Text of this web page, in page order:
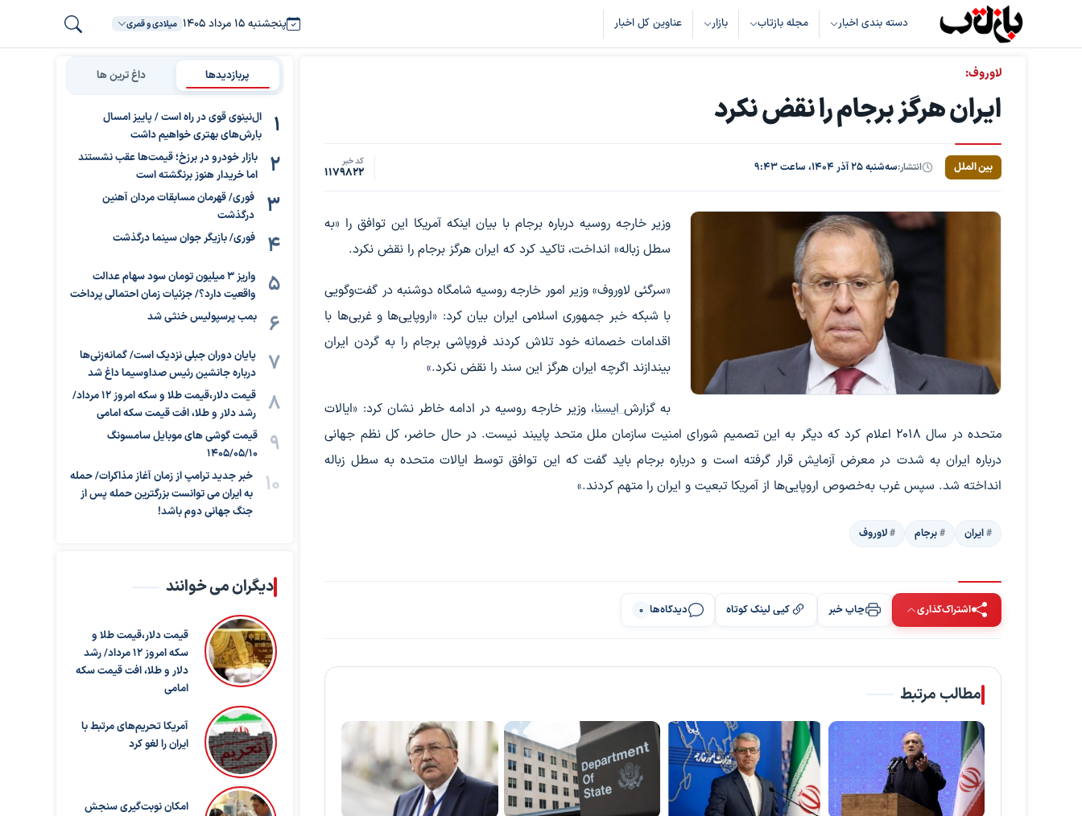
دسته بندی اخبار مجله بازتاب بازار عناوین کل اخبار پنجشنبه ۱۵ مرداد ۱۴۰۵ میلادی و قمری
لاوروف:
ایران هرگز برجام را نقض نکرد
بین الملل انتشار:سه‌شنبه ۲۵ آذر ۱۴۰۴، ساعت ۹:۴۳ کد خبر
1179822
وزیر خارجه روسیه درباره برجام با بیان اینکه آمریکا این توافق را «به
سطل زباله» انداخت، تاکید کرد که ایران هرگز برجام را نقض نکرد.
«سرگئی لاوروف» وزیر امور خارجه روسیه شامگاه دوشنبه در گفت‌وگویی
با شبکه خبر جمهوری اسلامی ایران بیان کرد: «اروپایی‌ها و غربی‌ها با
اقدامات خصمانه خود تلاش کردند فروپاشی برجام را به گردن ایران
بیندازند اگرچه ایران هرگز این سند را نقض نکرد.»
به گزارشایسنا، وزیر خارجه روسیه در ادامه خاطر نشان کرد: «ایالات
متحده در سال ۲۰۱۸ اعلام کرد که دیگر به این تصمیم شورای امنیت سازمان ملل متحد پایبند نیست. در حال حاضر، کل نظم جهانی
درباره ایران به شدت در معرض آزمایش قرار گرفته است و درباره برجام باید گفت که این توافق توسط ایالات متحده به سطل زباله
انداخته شد. سپس غرب به‌خصوص اروپایی‌ها از آمریکا تبعیت و ایران را متهم کردند.»
ایران برجام لاوروف
اشتراک‌گذاری چاپ خبر کپی لینک کوتاه دیدگاه‌ها 0
مطالب مرتبط
پربازدیدها داغ ترین ها
ال‌نینوی قوی در راه است / پاییز امسال
بارش‌های بهتری خواهیم داشت
بازار خودرو در برزخ؛ قیمت‌ها عقب نشستند
اما خریدار هنوز برنگشته است
فوری/ قهرمان مسابقات مردان آهنین
درگذشت
فوری/ بازیگر جوان سینما درگذشت
واریز ۳ میلیون تومان سود سهام عدالت
واقعیت دارد؟/ جزئیات زمان احتمالی پرداخت
بمب پرسپولیس خنثی شد
پایان دوران جبلی نزدیک است/ گمانه‌زنی‌ها
درباره جانشین رئیس صداوسیما داغ شد
قیمت دلار،قیمت طلا و سکه امروز ۱۲ مرداد/
رشد دلار و طلا، افت قیمت سکه امامی
قیمت گوشی های موبایل سامسونگ
1405/05/10
خبر جدید ترامپ از زمان آغاز مذاکرات/ حمله
به ایران می توانست بزرگترین حمله پس از
جنگ جهانی دوم باشد!
دیگران می خوانند
قیمت دلار،قیمت طلا و
سکه امروز ۱۲ مرداد/ رشد
دلار و طلا، افت قیمت سکه
امامی
آمریکا تحریم‌های مرتبط با
ایران را لغو کرد
امکان نوبت‌گیری سنجش